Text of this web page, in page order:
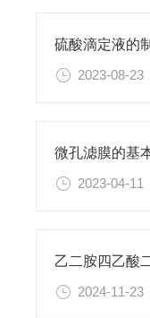
2023-08-23
2023-04-11
2024-11-23